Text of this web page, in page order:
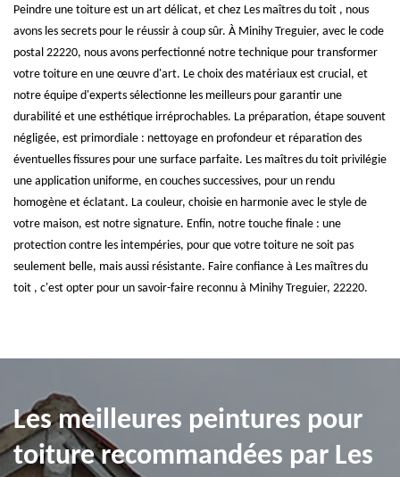
Peindre une toiture est un art délicat, et chez Les maîtres du toit , nous
avons les secrets pour le réussir à coup sûr. À Minihy Treguier, avec le code
postal 22220, nous avons perfectionné notre technique pour transformer
votre toiture en une œuvre d'art. Le choix des matériaux est crucial, et
notre équipe d'experts sélectionne les meilleurs pour garantir une
durabilité et une esthétique irréprochables. La préparation, étape souvent
négligée, est primordiale : nettoyage en profondeur et réparation des
éventuelles fissures pour une surface parfaite. Les maîtres du toit privilégie
une application uniforme, en couches successives, pour un rendu
homogène et éclatant. La couleur, choisie en harmonie avec le style de
votre maison, est notre signature. Enfin, notre touche finale : une
protection contre les intempéries, pour que votre toiture ne soit pas
seulement belle, mais aussi résistante. Faire confiance à Les maîtres du
toit , c'est opter pour un savoir-faire reconnu à Minihy Treguier, 22220.
Les meilleures peintures pour
toiture recommandées par Les